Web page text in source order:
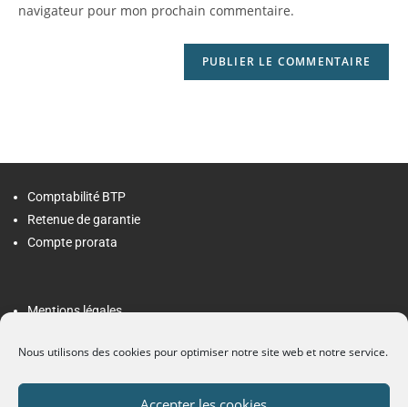
Nous utilisons des cookies pour optimiser notre site web et notre service.
navigateur pour mon prochain commentaire.
Comptabilité BTP
Retenue de garantie
Compte prorata
Mentions légales
Contact